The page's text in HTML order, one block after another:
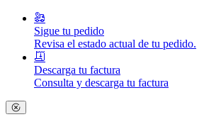
Sigue tu pedido
Revisa el estado actual de tu pedido.
Descarga tu factura
Consulta y descarga tu factura